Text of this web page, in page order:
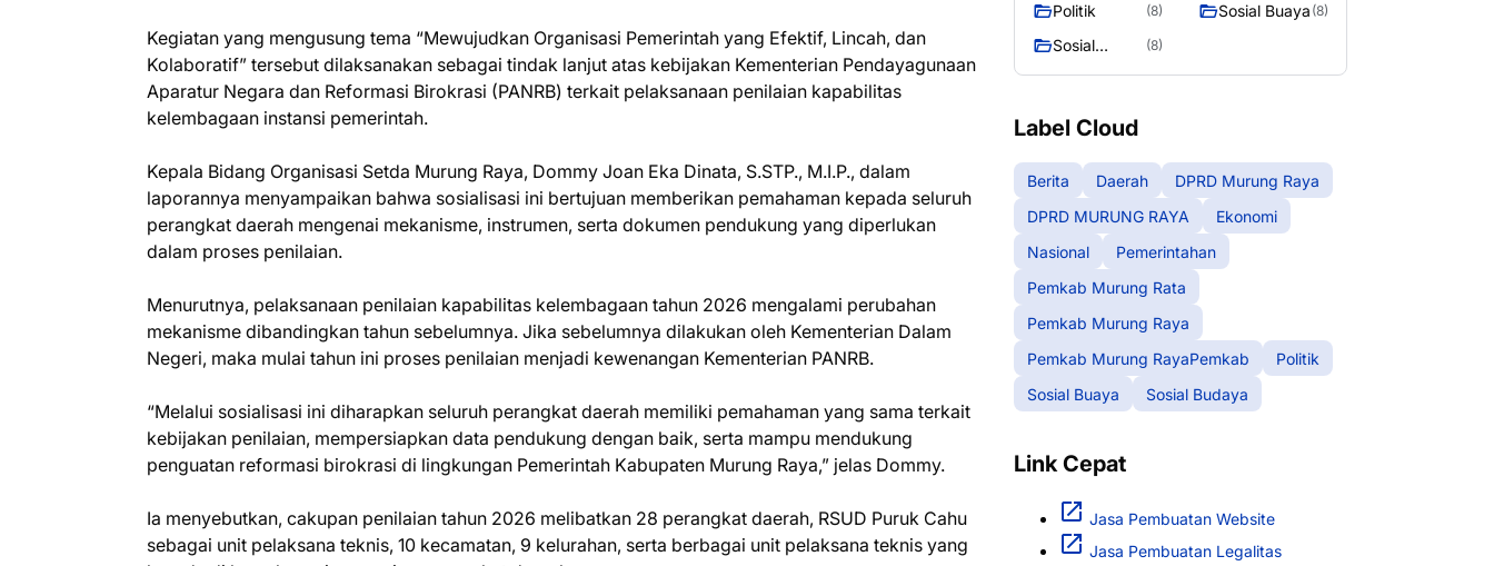
Kegiatan yang mengusung tema “Mewujudkan Organisasi Pemerintah yang Efektif, Lincah, dan
Kolaboratif” tersebut dilaksanakan sebagai tindak lanjut atas kebijakan Kementerian Pendayagunaan
Aparatur Negara dan Reformasi Birokrasi (PANRB) terkait pelaksanaan penilaian kapabilitas
kelembagaan instansi pemerintah.
Kepala Bidang Organisasi Setda Murung Raya, Dommy Joan Eka Dinata, S.STP., M.I.P., dalam
laporannya menyampaikan bahwa sosialisasi ini bertujuan memberikan pemahaman kepada seluruh
perangkat daerah mengenai mekanisme, instrumen, serta dokumen pendukung yang diperlukan
dalam proses penilaian.
Menurutnya, pelaksanaan penilaian kapabilitas kelembagaan tahun 2026 mengalami perubahan
mekanisme dibandingkan tahun sebelumnya. Jika sebelumnya dilakukan oleh Kementerian Dalam
Negeri, maka mulai tahun ini proses penilaian menjadi kewenangan Kementerian PANRB.
“Melalui sosialisasi ini diharapkan seluruh perangkat daerah memiliki pemahaman yang sama terkait
kebijakan penilaian, mempersiapkan data pendukung dengan baik, serta mampu mendukung
penguatan reformasi birokrasi di lingkungan Pemerintah Kabupaten Murung Raya,” jelas Dommy.
Ia menyebutkan, cakupan penilaian tahun 2026 melibatkan 28 perangkat daerah, RSUD Puruk Cahu
sebagai unit pelaksana teknis, 10 kecamatan, 9 kelurahan, serta berbagai unit pelaksana teknis yang
Raya
RayaPemka
Politik (8) Sosial Buaya (8)
Sosial
(8)
Label Cloud
Berita Daerah
DPRD Murung Raya
DPRD MURUNG RAYA
Ekonomi
Nasional
Pemerintahan
Pemkab Murung Rata
Pemkab Murung Raya
Pemkab Murung RayaPemkab
Politik
Sosial Buaya
Sosial Budaya
Link Cepat
Jasa Pembuatan Website
Jasa Pembuatan Legalitas